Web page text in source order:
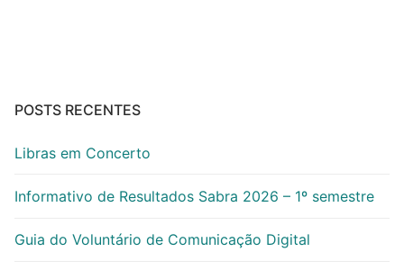
POSTS RECENTES
Libras em Concerto
Informativo de Resultados Sabra 2026 – 1º semestre
Guia do Voluntário de Comunicação Digital